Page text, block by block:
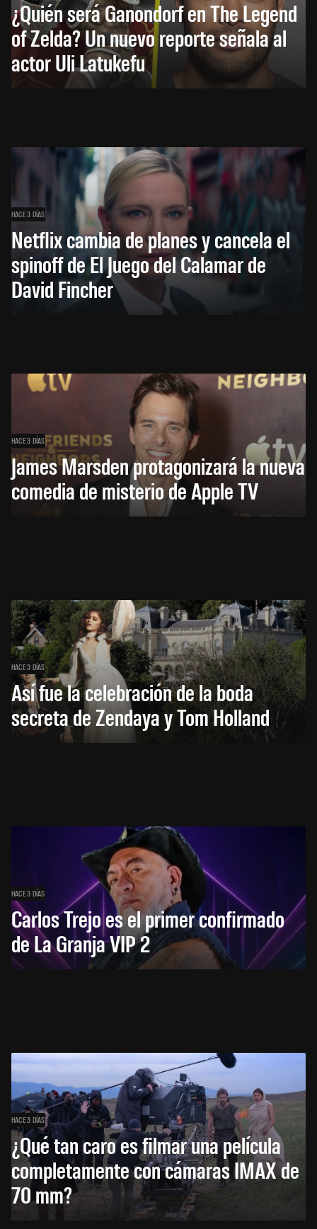
¿Quién será Ganondorf en The Legend
of Zelda? Un nuevo reporte señala al
actor Uli Latukefu
HACE 3 DÍAS
Netflix cambia de planes y cancela el
spinoff de El Juego del Calamar de
David Fincher
HACE 3 DÍAS
James Marsden protagonizará la nueva
comedia de misterio de Apple TV
HACE 3 DÍAS
Así fue la celebración de la boda
secreta de Zendaya y Tom Holland
HACE 3 DÍAS
Carlos Trejo es el primer confirmado
de La Granja VIP 2
HACE 3 DÍAS
¿Qué tan caro es filmar una película
completamente con cámaras IMAX de
70 mm?